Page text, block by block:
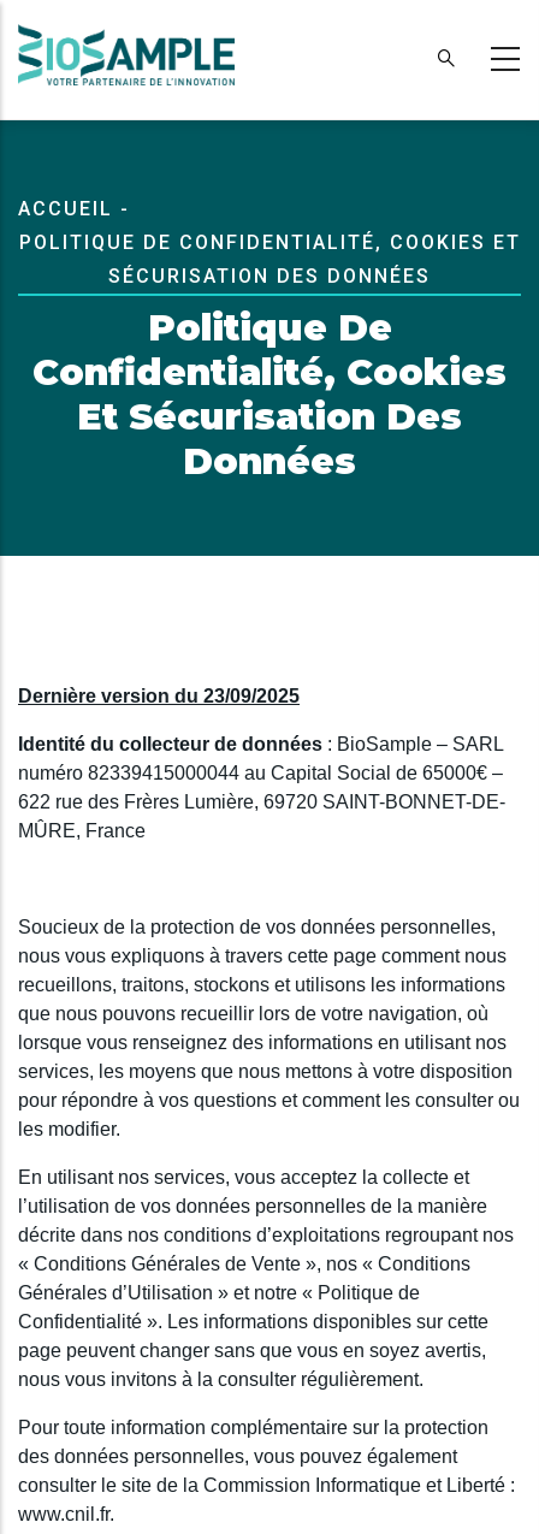
au
contenu
Fil
D'Ariane
ACCUEIL -
POLITIQUE DE CONFIDENTIALITÉ, COOKIES ET
SÉCURISATION DES DONNÉES
Politique De
Confidentialité, Cookies
Et Sécurisation Des
Données
Dernière version du 23/09/2025
Identité du collecteur de données : BioSample – SARL
numéro 82339415000044 au Capital Social de 65000€ –
622 rue des Frères Lumière, 69720 SAINT-BONNET-DE-
MÛRE, France
Soucieux de la protection de vos données personnelles,
nous vous expliquons à travers cette page comment nous
recueillons, traitons, stockons et utilisons les informations
que nous pouvons recueillir lors de votre navigation, où
lorsque vous renseignez des informations en utilisant nos
services, les moyens que nous mettons à votre disposition
pour répondre à vos questions et comment les consulter ou
les modifier.
En utilisant nos services, vous acceptez la collecte et
l’utilisation de vos données personnelles de la manière
décrite dans nos conditions d’exploitations regroupant nos
« Conditions Générales de Vente », nos « Conditions
Générales d’Utilisation » et notre « Politique de
Confidentialité ». Les informations disponibles sur cette
page peuvent changer sans que vous en soyez avertis,
nous vous invitons à la consulter régulièrement.
Pour toute information complémentaire sur la protection
des données personnelles, vous pouvez également
consulter le site de la Commission Informatique et Liberté :
www.cnil.fr.